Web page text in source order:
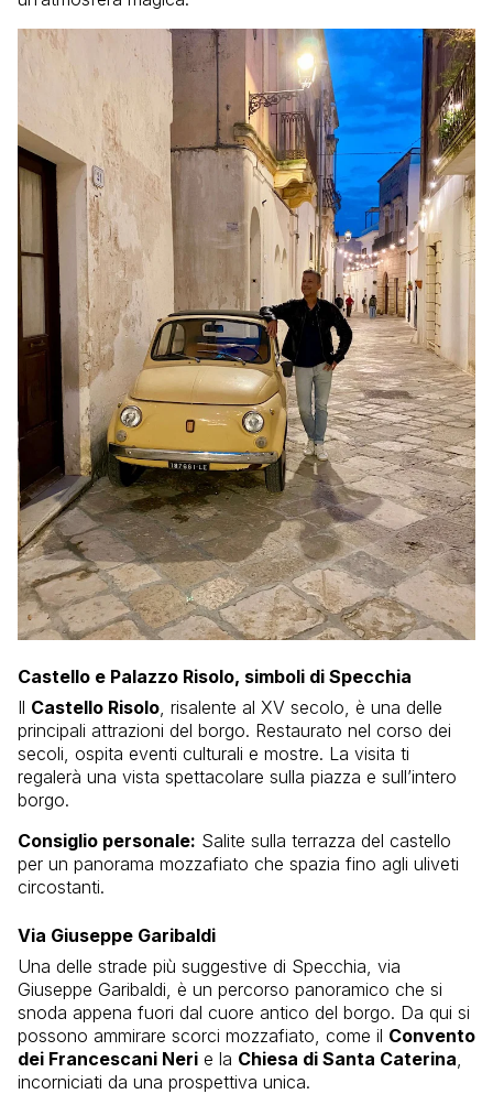
Castello e Palazzo Risolo, simboli di Specchia
Il Castello Risolo , risalente al XV secolo, è una delle
principali attrazioni del borgo. Restaurato nel corso dei
secoli, ospita eventi culturali e mostre. La visita ti
regalerà una vista spettacolare sulla piazza e sull’intero
borgo.
Consiglio personale: Salite sulla terrazza del castello
per un panorama mozzafiato che spazia fino agli uliveti
circostanti.
Via Giuseppe Garibaldi
Una delle strade più suggestive di Specchia, via
Giuseppe Garibaldi, è un percorso panoramico che si
snoda appena fuori dal cuore antico del borgo. Da qui si
possono ammirare scorci mozzafiato, come il Convento
dei Francescani Neri e la Chiesa di Santa Caterina
incorniciati da una prospettiva unica.